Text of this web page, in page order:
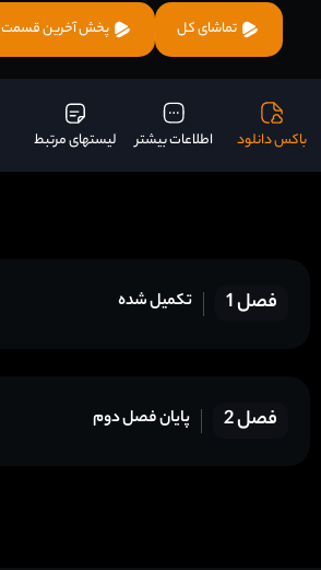
تماشای کل پخش آخرین قسمت
باکس دانلود اطلاعات بیشتر لیستهای مرتبط
فصل 1 تکمیل شده
فصل 2 پایان فصل دوم